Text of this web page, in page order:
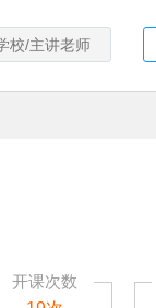
开课次数